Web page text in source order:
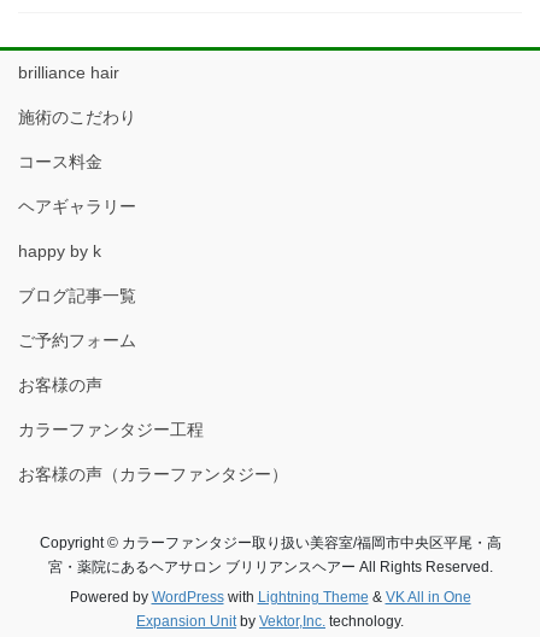
brilliance hair
施術のこだわり
コース料金
ヘアギャラリー
happy by k
ブログ記事一覧
ご予約フォーム
お客様の声
カラーファンタジー工程
お客様の声（カラーファンタジー）
Copyright © カラーファンタジー取り扱い美容室/福岡市中央区平尾・高
宮・薬院にあるヘアサロン ブリリアンスヘアー All Rights Reserved.
Powered by WordPresswith Lightning Theme & VK All in One
Expansion Unitby Vektor,Inc. technology.